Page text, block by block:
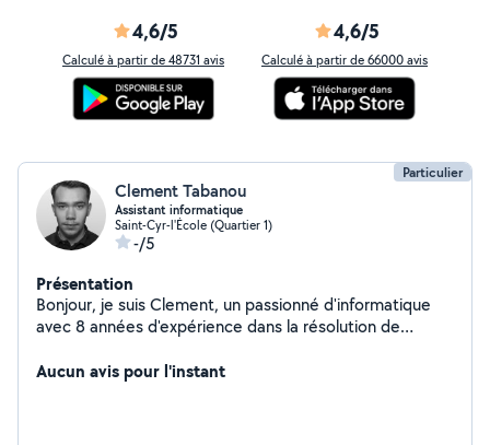
4,6/5
Calculé à partir de 48731 avis
4,6/5
Calculé à partir de 66000 avis
Particulier
Clement Tabanou
Assistant informatique
Saint-Cyr-l'École (Quartier 1)
-/5
Présentation
Bonjour, je suis Clement, un passionné d'informatique
avec 8 années d'expérience dans la résolution de
ordinateur, installer des logiciels, ou vous aider à
Aucun avis pour l'instant